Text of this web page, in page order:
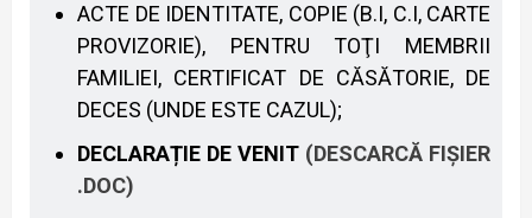
ACTE DE IDENTITATE, COPIE (B.I, C.I, CARTE
PROVIZORIE), PENTRU TOŢI MEMBRII
FAMILIEI, CERTIFICAT DE CĂSĂTORIE, DE
DECES (UNDE ESTE CAZUL);
DECLARAȚIE DE VENIT (DESCARCĂ FIȘIER
.DOC)